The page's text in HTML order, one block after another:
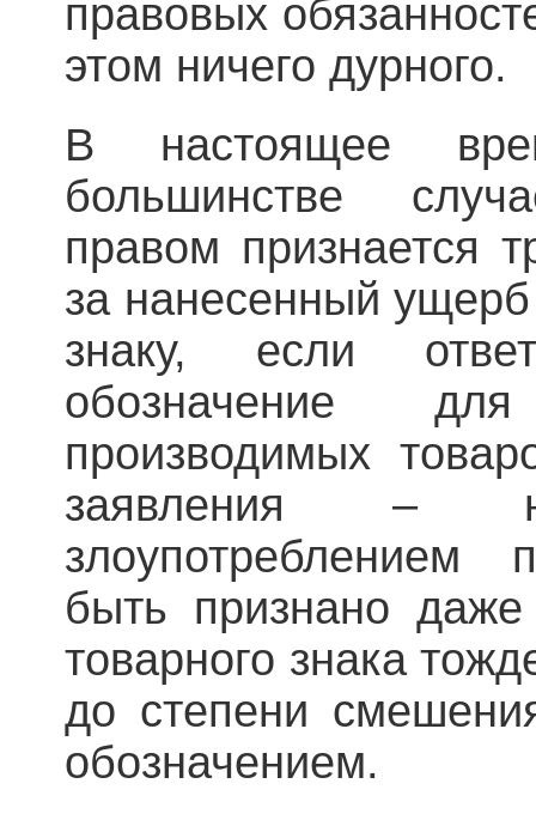
правовых
этом ничего дурного.
В настоящее
большинстве
правом признается
за нанесенный
знаку, если
обозначение
производимых
заявления –
быть признано
товарного знака
до степени
обозначением.